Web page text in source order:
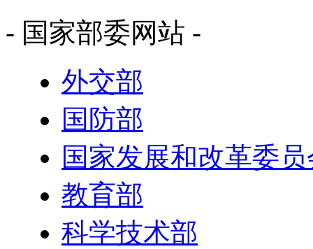
- 国家部委网站 -
外交部
国防部
国家发展和改革委
教育部
科学技术部